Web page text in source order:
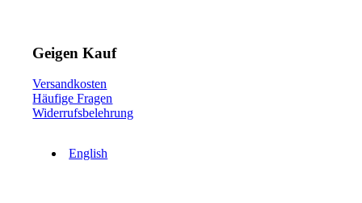
Geigen Kauf
Versandkosten
Häufige Fragen
Widerrufsbelehrung
English